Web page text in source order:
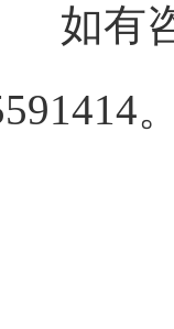
如有咨